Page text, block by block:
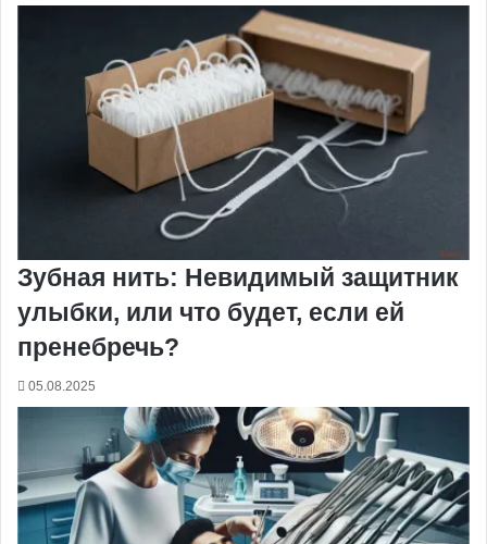
Зубная нить: Невидимый защитник
улыбки, или что будет, если ей
пренебречь?
05.08.2025